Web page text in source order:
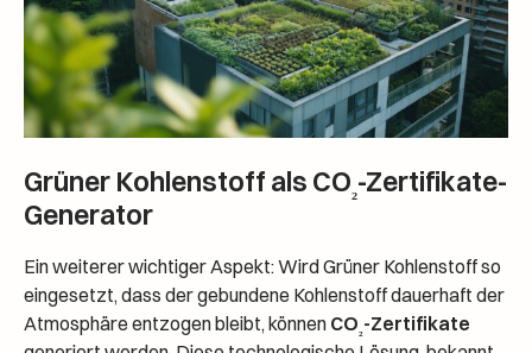
Grüner Kohlenstoff als CO₂-Zertifikate-
Generator
Ein weiterer wichtiger Aspekt: Wird Grüner Kohlenstoff so
eingesetzt, dass der gebundene Kohlenstoff dauerhaft der
Atmosphäre entzogen bleibt, können CO₂-Zertifikate